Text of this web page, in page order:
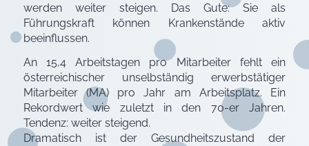
werden weiter steigen. Das Gute: Sie als
Führungskraft können Krankenstände aktiv
beeinflussen.
An 15,4 Arbeitstagen pro Mitarbeiter fehlt ein
österreichischer unselbständig erwerbstätiger
Mitarbeiter (MA) pro Jahr am Arbeitsplatz. Ein
Rekordwert wie zuletzt in den 70-er Jahren.
Tendenz: weiter steigend.
Dramatisch ist der Gesundheitszustand der